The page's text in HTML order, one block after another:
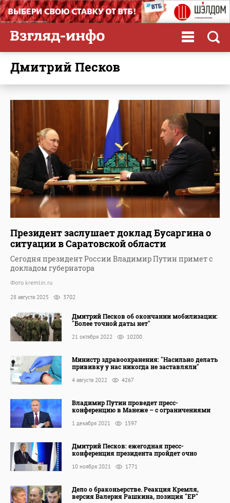
Дмитрий Песков
Президент заслушает доклад Бусаргина о
ситуации в Саратовской области
Сегодня президент России Владимир Путин примет с
докладом губернатора
Фото kremlin.ru
28 августа 2025 3702
Дмитрий Песков об окончании мобилизации:
"Более точной даты нет"
21 октября 2022 10200
Министр здравоохранения: "Насильно делать
прививку у нас никогда не заставляли"
4 августа 2022 4267
Владимир Путин проведет пресс-
конференцию в Манеже – с ограничениями
1 декабря 2021 1597
Дмитрий Песков: ежегодная пресс-
конференция президента пройдет очно
10 ноября 2021 1771
Дело о браконьерстве. Реакция Кремля,
версия Валерия Рашкина, позиция "ЕР"